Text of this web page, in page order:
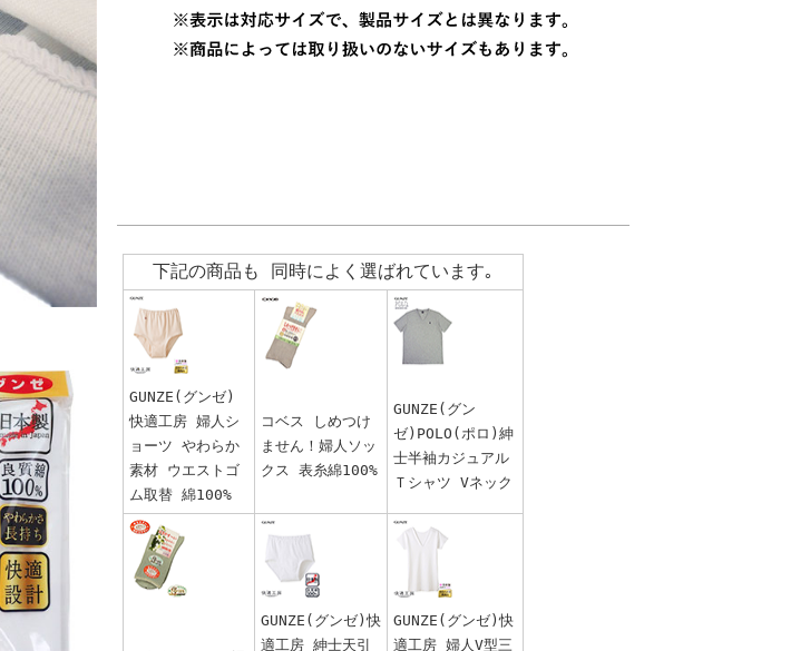
下記の商品も 同時によく選ばれています｡
GUNZE(グンゼ)
快適工房 婦人シ
ョーツ やわらか
素材 ウエストゴ
ム取替 綿100%
コベス しめつけ
ません！婦人ソッ
クス 表糸綿100%
GUNZE(グン
ゼ)POLO(ポロ)紳
士半袖カジュアル
Ｔシャツ Vネック
GUNZE(グンゼ)快
適工房 紳士天引
GUNZE(グンゼ)快
適工房 婦人V型三